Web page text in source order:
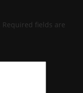
Required fields are